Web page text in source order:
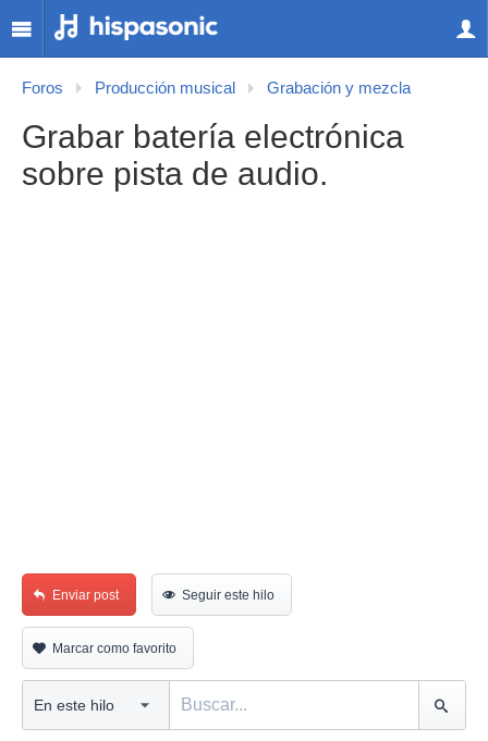
Foros Producción musical Grabación y mezcla
Grabar batería electrónica
sobre pista de audio.
Enviar post Seguir este hilo
Marcar como favorito